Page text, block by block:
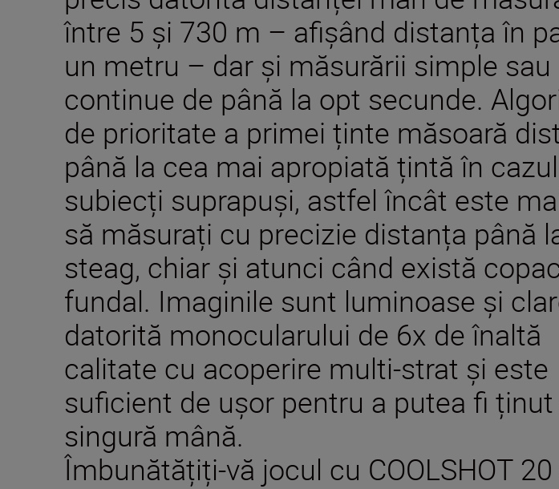
între 5 și 730 m – afișând distanța în
un metru – dar și măsurării simple sau
continue de până la opt secunde.
de prioritate a primei ținte măsoară
până la cea mai apropiată țintă în
subiecți suprapuși, astfel încât este
să măsurați cu precizie distanța până
steag, chiar și atunci când există
fundal. Imaginile sunt luminoase și
datorită monocularului de 6x de înaltă
calitate cu acoperire multi-strat și este
suficient de ușor pentru a putea fi
singură mână.
Îmbunătățiți-vă jocul cu COOLSHOT 20